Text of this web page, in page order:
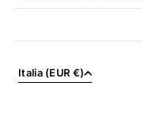
Italia (EUR €)